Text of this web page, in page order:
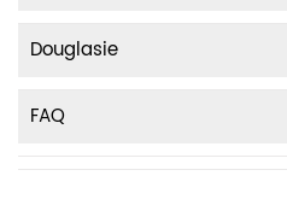
Douglasie
FAQ